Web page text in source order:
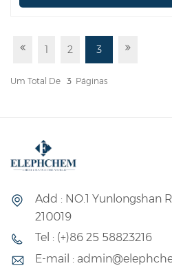
1 2 3
Um Total De 3 Páginas
Add : NO.1 Yunlongshan
210019
Tel : (+)86 25 58823216
E-mail :